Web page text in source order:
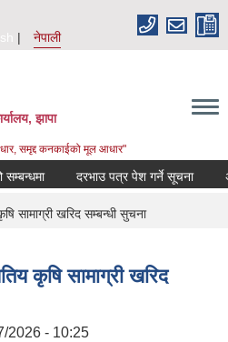
नेपाली
झापा
समृद्द कनकाईको मूल आधार"
दरभाउ पत्र पेश गर्ने सूचना
सामाग्री खरिद सम्बन्धी सुचना
कृषि सामाग्री खरिद
2026 - 10:25